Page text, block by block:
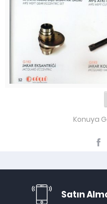
Konuya
Satın